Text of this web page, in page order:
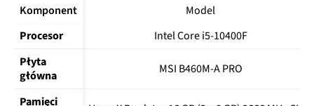
Komponent
Model
Procesor
Intel Core i5-10400F
Płyta
główna
MSI B460M-A PRO
Pamięci